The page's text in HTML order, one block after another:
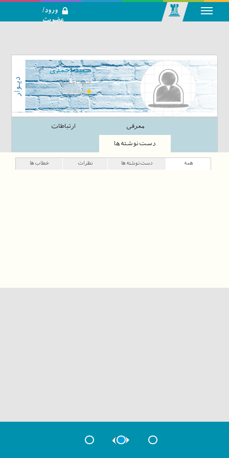
تحلیلی بازار
سرمایه
ورود/
عضویت
سعید احمدی
سعید احمدی
معرفی ارتباطات
دست‌نوشته‌ها
همه دست‌نوشته‌ها نظرات خطاب‌ها